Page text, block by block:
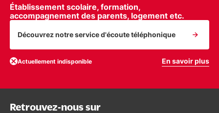
Établissement scolaire, formation,
accompagnement des parents, logement etc.
Découvrez notre service d'écoute téléphonique
Actuellement indisponible En savoir plus
Retrouvez-nous sur